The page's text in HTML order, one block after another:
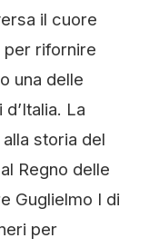
il cuore
per rifornire
una delle
La
storia del
Regno delle
Guglielmo I di
per